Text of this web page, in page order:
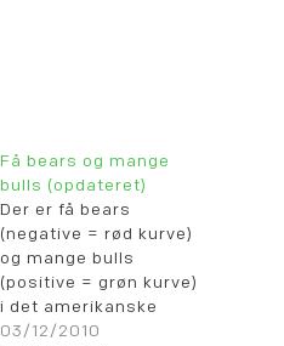
Få bears og mange
bulls (opdateret)
Der er få bears
(negative = rød kurve)
og mange bulls
(positive = grøn kurve)
i det amerikanske
aktiemarkedet, som
03/12/2010